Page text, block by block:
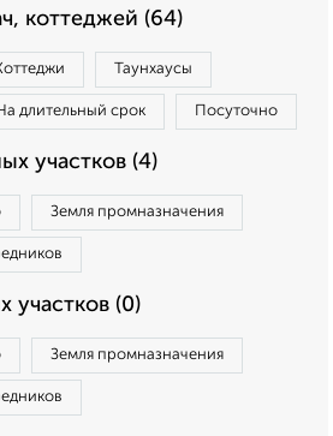
коттеджей (64)
Таунхаусы
длительный срок Посуточно
участков (4)
Земля промназначения
участков (0)
Земля промназначения